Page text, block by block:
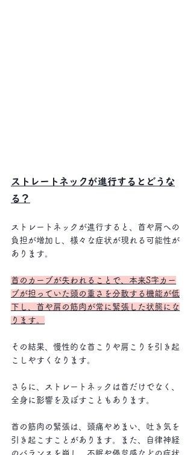
ストレートネックが進行するとどうな
る？
ストレートネックが進行すると、首や肩への
負担が増加し、様々な症状が現れる可能性が
あります。
首のカーブが失われることで、本来S字カー
ブが担っていた頭の重さを分散する機能が低
下し、首や肩の筋肉が常に緊張した状態にな
ります。
その結果、慢性的な首こりや肩こりを引き起
こしやすくなります。
さらに、ストレートネックは首だけでなく、
全身に影響を及ぼすこともあります。
首の筋肉の緊張は、頭痛やめまい、吐き気を
引き起こすことがあります。また、自律神経
のバランスを崩し、不眠や倦怠感などの症状